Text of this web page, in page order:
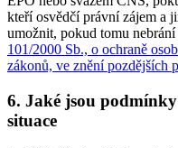
kteří osvědčí právní zájem a
umožnit, pokud tomu
101/2000 Sb., o ochraně
zákonů, ve znění pozdějších
6. Jaké jsou
situace